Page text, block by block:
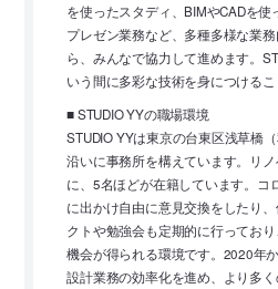
を使ったスタディ、BIMやCADを使
プレゼン業務など、多種多様な業
ら、みんなで協力して進めます。
いう間に多彩な技術を身につけるこ
■ STUDIO YYの職場環境
STUDIO YYは東京の台東区浅草橋
沿いに事務所を構えています。リ
に、5名ほどが在籍しています。コ
に出かけ自由に意見交換をしたり
クトや勉強会も定期的に行ってお
機会が得られる環境です。2020年
設計業務の効率化を進め、より多